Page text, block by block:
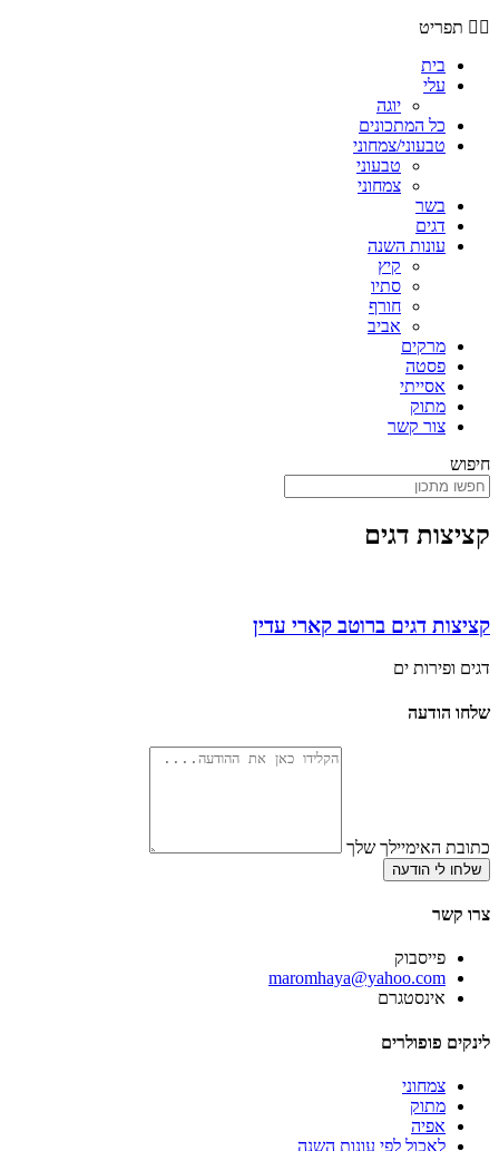
תפריט
בית
עלי
יוגה
כל המתכונים
טבעוני/צמחוני
טבעוני
צמחוני
בשר
דגים
עונות השנה
קיץ
סתיו
חורף
אביב
מרקים
פסטה
אסייתי
מתוק
צור קשר
חיפוש
קציצות דגים
קציצות דגים ברוטב קארי עדין
דגים ופירות ים
שלחו הודעה
כתובת האימיילך שלך
שלחו לי הודעה
צרו קשר
פייסבוק
‫maromhaya@yahoo.com
אינסטגרם
לינקים פופולרים
צמחוני
מתוק
אפיה
לאכול לפי עונות השנה